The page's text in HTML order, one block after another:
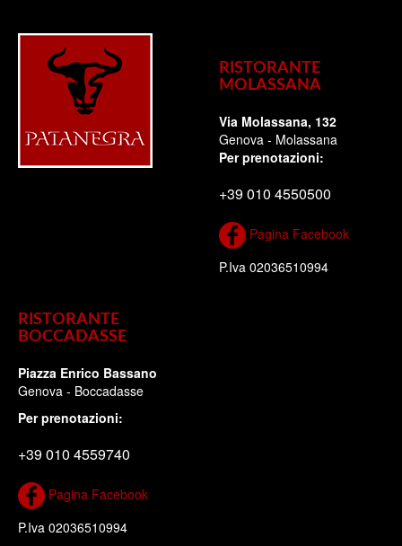
RISTORANTE
MOLASSANA
Via Molassana, 132
Genova - Molassana
Per prenotazioni:
+39 010 4550500
Pagina Facebook
P.Iva 02036510994
RISTORANTE
BOCCADASSE
Piazza Enrico Bassano
Genova - Boccadasse
Per prenotazioni:
+39 010 4559740
Pagina Facebook
P.Iva 02036510994